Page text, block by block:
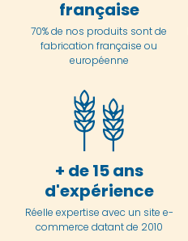
française
70% de nos produits sont de
fabrication française ou
européenne
+ de 15 ans
d'expérience
Réelle expertise avec un site e-
commerce datant de 2010